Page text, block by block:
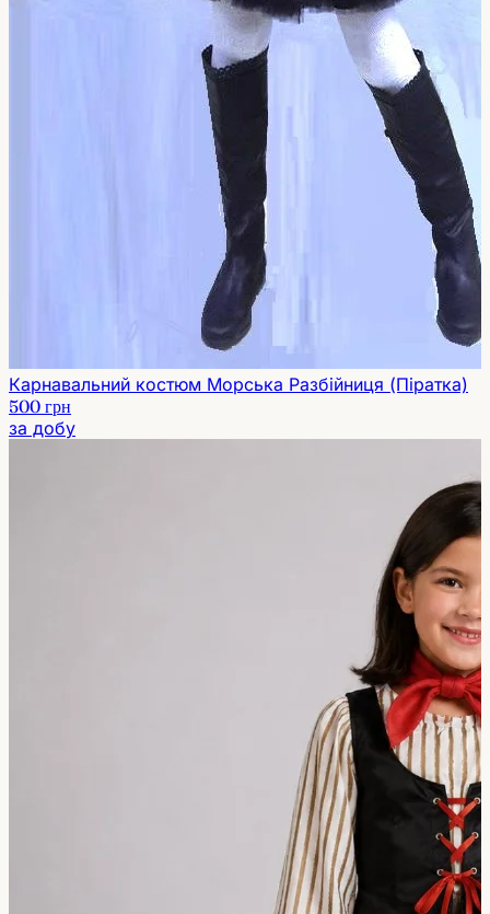
Карнавальний костюм Морська Разбійниця (Піратка)
500 грн
за добу